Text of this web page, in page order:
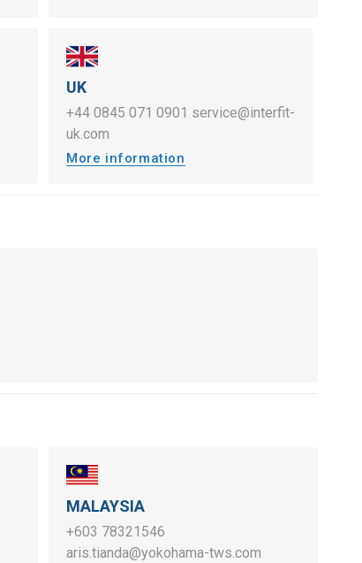
UK
+44 0845 071 0901 service@interfit-
uk.com
More information
MALAYSIA
+603 78321546
aris.tianda@yokohama-tws.com